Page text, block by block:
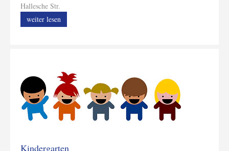
Hallesche Str.
weiter lesen
Kindergarten